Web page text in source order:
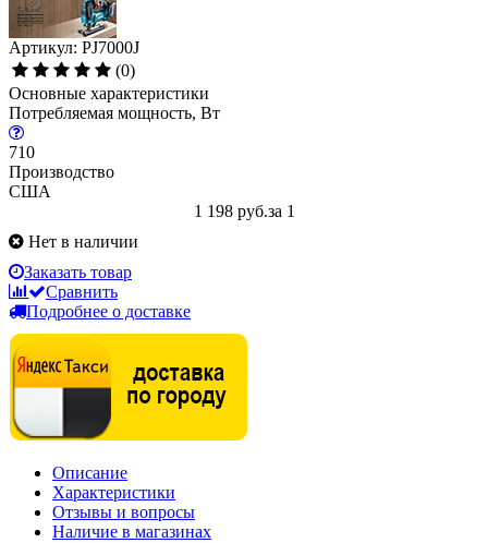
Артикул: PJ7000J
(0)
Основные характеристики
Потребляемая мощность, Вт
710
Производство
США
1 198 руб.за 1
Нет в наличии
Заказать товар
Сравнить
Подробнее о доставке
Описание
Характеристики
Отзывы и вопросы
Наличие в магазинах